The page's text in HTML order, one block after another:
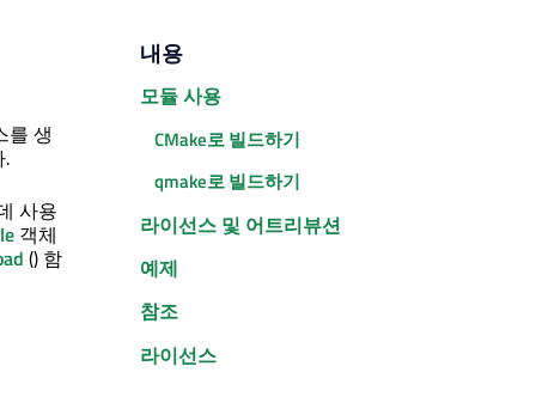
를 생
.
사용
객체
() 함
내용
모듈 사용
CMake로 빌드하기
qmake로 빌드하기
라이선스 및 어트리뷰션
예제
참조
라이선스